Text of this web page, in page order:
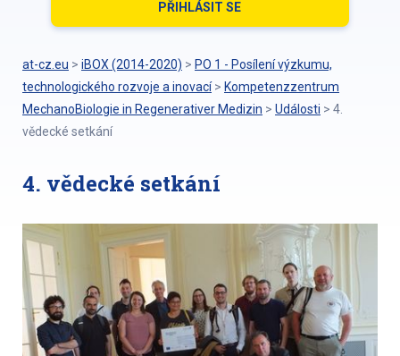
at-cz.eu > iBOX (2014-2020) > PO 1 - Posílení výzkumu,
technologického rozvoje a inovací > Kompetenzzentrum
MechanoBiologie in Regenerativer Medizin > Události > 4.
vědecké setkání
4. vědecké setkání